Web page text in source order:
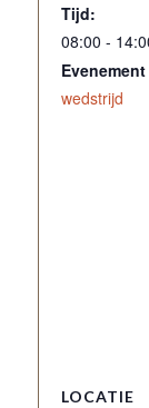
Tijd:
08:00 -
wedstrijd
LOCATIE